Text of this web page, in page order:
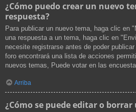
¿Cómo puedo crear un nuevo
respuesta?
Para publicar un nuevo tema, haga clic en
una respuesta a un tema, haga clic en
necesite registrarse antes de poder
foro encontrará una lista de acciones
nuevos temas, Puede votar en las
Arriba
¿Cómo se puede editar o borrar